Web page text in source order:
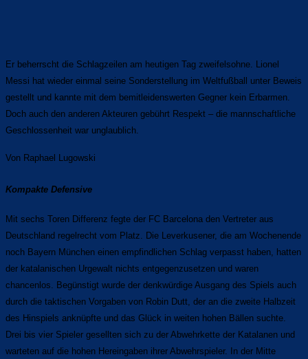
Er beherrscht die Schlagzeilen am heutigen Tag zweifelsohne. Lionel
Messi hat wieder einmal seine Sonderstellung im Weltfußball unter Beweis
gestellt und kannte mit dem bemitleidenswerten Gegner kein Erbarmen.
Doch auch den anderen Akteuren gebührt Respekt – die mannschaftliche
Geschlossenheit war unglaublich.
Von Raphael Lugowski
Kompakte Defensive
Mit sechs Toren Differenz fegte der FC Barcelona den Vertreter aus
Deutschland regelrecht vom Platz. Die Leverkusener, die am Wochenende
noch Bayern München einen empfindlichen Schlag verpasst haben, hatten
der katalanischen Urgewalt nichts entgegenzusetzen und waren
chancenlos. Begünstigt wurde der denkwürdige Ausgang des Spiels auch
durch die taktischen Vorgaben von Robin Dutt, der an die zweite Halbzeit
des Hinspiels anknüpfte und das Glück in weiten hohen Bällen suchte.
Drei bis vier Spieler gesellten sich zu der Abwehrkette der Katalanen und
warteten auf die hohen Hereingaben ihrer Abwehrspieler. In der Mitte